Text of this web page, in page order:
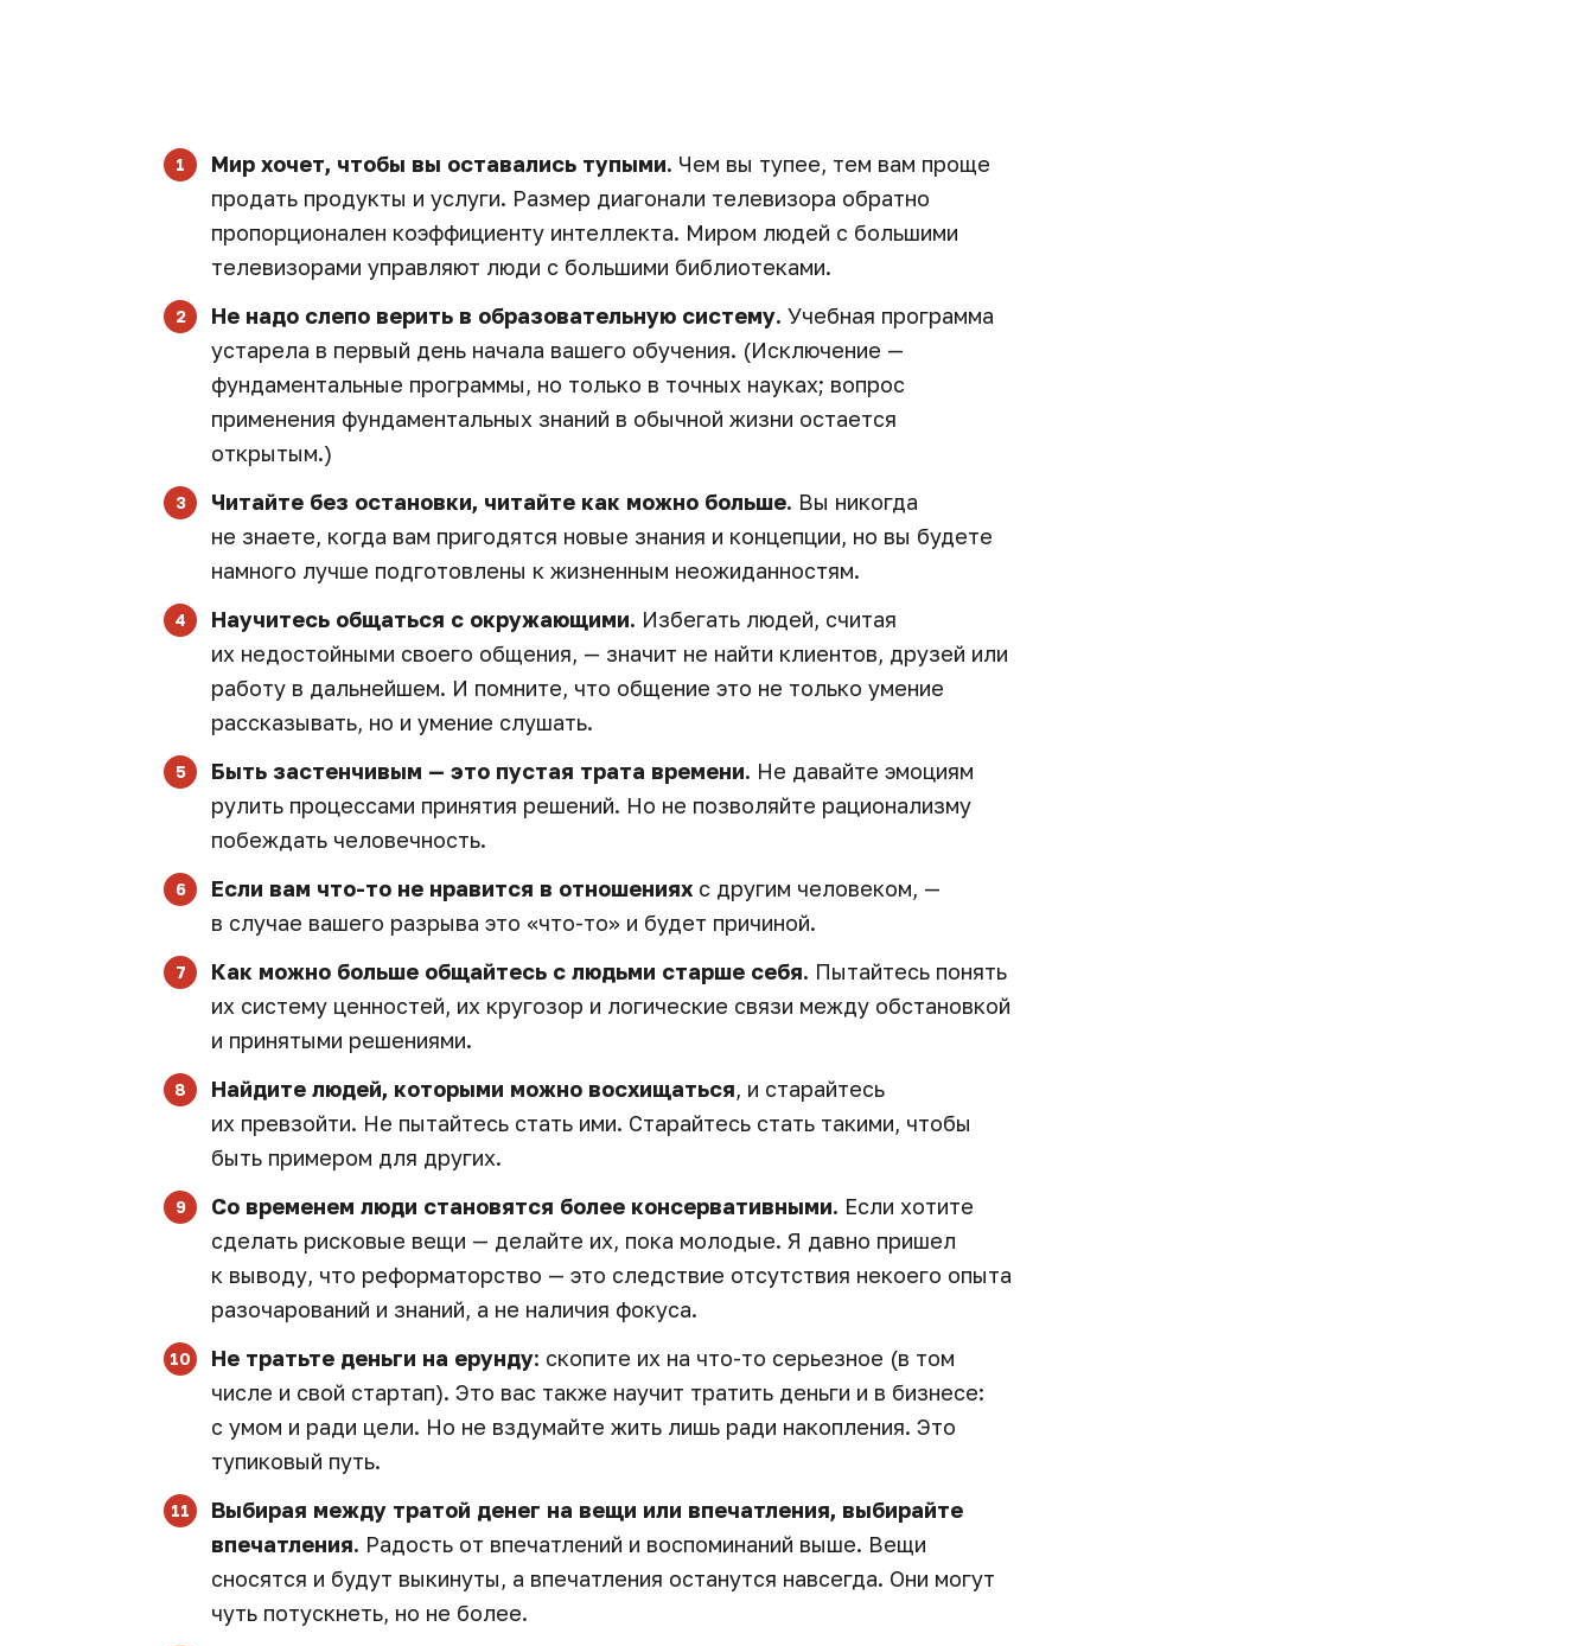
Мир хочет, чтобы вы оставались тупыми. Чем вы тупее, тем вам проще
продать продукты и услуги. Размер диагонали телевизора обратно
пропорционален коэффициенту интеллекта. Миром людей с большими
телевизорами управляют люди с большими библиотеками.
Не надо слепо верить в образовательную систему. Учебная программа
устарела в первый день начала вашего обучения. (Исключение —
фундаментальные программы, но только в точных науках; вопрос
применения фундаментальных знаний в обычной жизни остается
открытым.)
Читайте без остановки, читайте как можно больше. Вы никогда
не знаете, когда вам пригодятся новые знания и концепции, но вы будете
намного лучше подготовлены к жизненным неожиданностям.
Научитесь общаться с окружающими. Избегать людей, считая
их недостойными своего общения, — значит не найти клиентов, друзей или
работу в дальнейшем. И помните, что общение это не только умение
рассказывать, но и умение слушать.
Быть застенчивым — это пустая трата времени. Не давайте эмоциям
рулить процессами принятия решений. Но не позволяйте рационализму
побеждать человечность.
Если вам что-то не нравится в отношениях с другим человеком, —
в случае вашего разрыва это «что-то» и будет причиной.
Как можно больше общайтесь с людьми старше себя. Пытайтесь понять
их систему ценностей, их кругозор и логические связи между обстановкой
и принятыми решениями.
Найдите людей, которыми можно восхищаться, и старайтесь
их превзойти. Не пытайтесь стать ими. Старайтесь стать такими, чтобы
быть примером для других.
Со временем люди становятся более консервативными. Если хотите
сделать рисковые вещи — делайте их, пока молодые. Я давно пришел
к выводу, что реформаторство — это следствие отсутствия некоего опыта
разочарований и знаний, а не наличия фокуса.
Не тратьте деньги на ерунду: скопите их на что-то серьезное (в том
числе и свой стартап). Это вас также научит тратить деньги и в бизнесе:
с умом и ради цели. Но не вздумайте жить лишь ради накопления. Это
тупиковый путь.
Выбирая между тратой денег на вещи или впечатления, выбирайте
впечатления. Радость от впечатлений и воспоминаний выше. Вещи
сносятся и будут выкинуты, а впечатления останутся навсегда. Они могут
чуть потускнеть, но не более.